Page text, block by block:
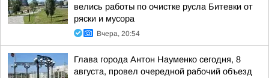
велись работы по очистке русла Битевки от
ряски и мусора
Вчера, 20:54
Глава города Антон Науменко сегодня, 8
августа, провел очередной рабочий объезд